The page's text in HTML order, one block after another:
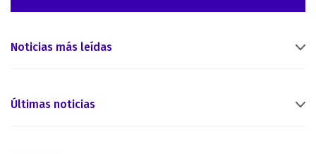
Noticias más leídas
Últimas noticias